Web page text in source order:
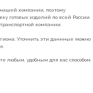
компании, поэтому
готовых изделий по всей России.
компании.
Уточнить эти даннные можно
любым, удобным для вас способом